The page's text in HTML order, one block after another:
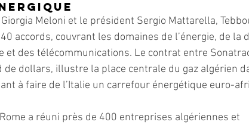
Meloni et le président Sergio Mattarella,
accords, couvrant les domaines de l’énergie, de la
et des télécommunications. Le contrat entre
de dollars, illustre la place centrale du gaz algérien
à faire de l’Italie un carrefour énergétique euro-
a réuni près de 400 entreprises algériennes et